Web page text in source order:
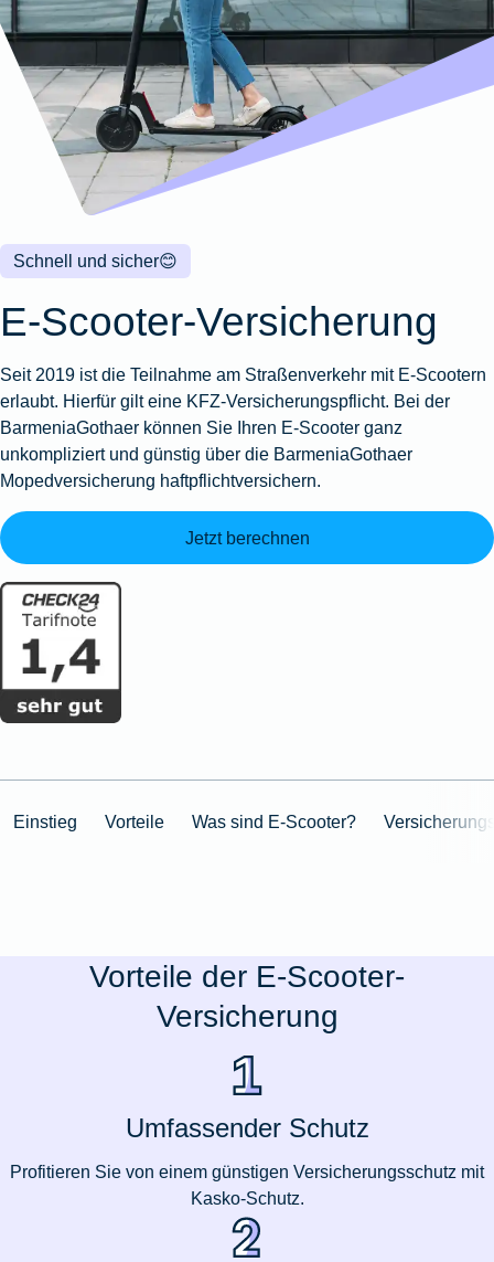
Wohnungsschutzbrief
Zur
Produktübersicht
Gewässerschadenhaftpflicht
Zur
Produktübersicht
Produktübersicht
Reisehaftpflichtversicherung
Reiserücktrittsversicherung
Zur
Produktübersicht
Zur
Produktübersicht
Zur
Produktübersicht
Zur
Produktübersicht
Montageversicherung
Zur
Produktübersicht
Gruppenunfall für
Betriebe
Gruppenunfall für
Vereine
Produktübersicht
Kunstversicherung
Ausstellungsversicherung
Valorenversicherung
Oldtimersammlungsversicherung
Zur
😊
Schnell und sicher
E-Scooter-Versicherung
Seit 2019 ist die Teilnahme am Straßenverkehr mit E-Scootern
erlaubt. Hierfür gilt eine KFZ-Versicherungspflicht. Bei der
BarmeniaGothaer können Sie Ihren E-Scooter ganz
unkompliziert und günstig über die BarmeniaGothaer
Mopedversicherung haftpflichtversichern.
Jetzt berechnen
Einstieg Vorteile Was sind E-Scooter?
Vorteile der E-Scooter-
Versicherung
Umfassender Schutz
Profitieren Sie von einem günstigen Versicherungsschutz mit
Kasko-Schutz.